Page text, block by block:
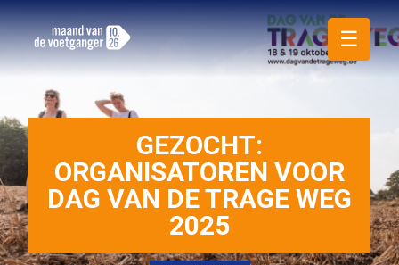
☰
GEZOCHT:
ORGANISATOREN VOOR
DAG VAN DE TRAGE WEG
2025